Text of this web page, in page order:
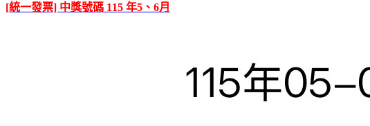
[統一發票] 中獎號碼 115 年5、6月